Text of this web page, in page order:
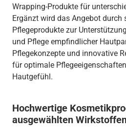
Wrapping-Produkte für
Ergänzt wird das Angebot durch
Pflegeprodukte zur
und Pflege empfindlicher
Pflegekonzepte und innovative
für optimale
Hautgefühl.
Hochwertige
ausgewählten